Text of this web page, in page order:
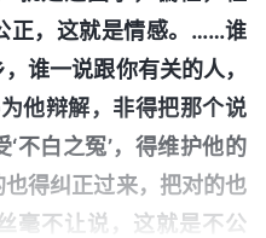
正，这就是情感。……谁
谁一说跟你有关的人，
他辩解，非得把那个说
不白之冤’，得维护他的
得纠正过来，把对的也
毫不让说，这就是不公